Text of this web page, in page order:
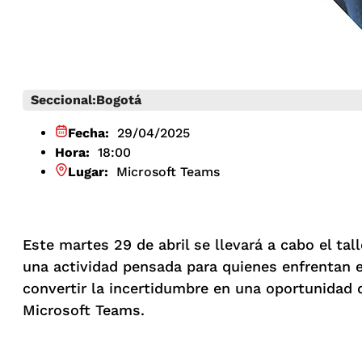
Seccional:Bogotá
Fecha: 29/04/2025
Hora: 18:00
Lugar:
Microsoft Teams
Este martes 29 de abril se llevará a cabo el
una actividad pensada para quienes enfrentan
convertir la incertidumbre en una oportunidad
Microsoft Teams.